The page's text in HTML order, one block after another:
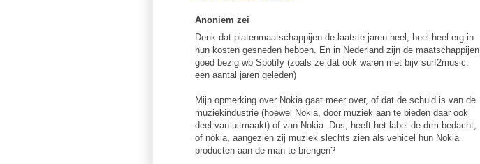
Anoniem zei
Denk dat platenmaatschappijen de laatste jaren heel, heel heel erg in
hun kosten gesneden hebben. En in Nederland zijn de maatschappijen
goed bezig wb Spotify (zoals ze dat ook waren met bijv surf2music,
een aantal jaren geleden)
Mijn opmerking over Nokia gaat meer over, of dat de schuld is van de
muziekindustrie (hoewel Nokia, door muziek aan te bieden daar ook
deel van uitmaakt) of van Nokia. Dus, heeft het label de drm bedacht,
of nokia, aangezien zij muziek slechts zien als vehicel hun Nokia
producten aan de man te brengen?